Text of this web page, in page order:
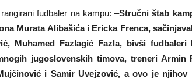
fudbaler na kampu: –Stručni štab
Murata Alibašića i Ericka Frenca,
Muhamed Fazlagić Fazla, bivši
jugoslovenskih timova, treneri
i Samir Uvejzović, a ovo je njihov